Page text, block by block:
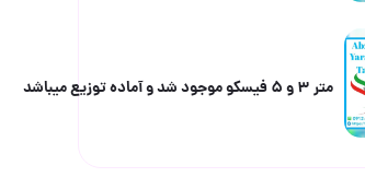
متر ۳ و ۵ فیسکو موجود شد و آماده توزیع ‌میباشد